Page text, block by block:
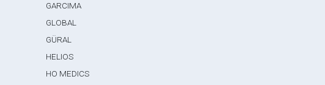
GARCIMA
GLOBAL
GÜRAL
HELIOS
HO MEDICS